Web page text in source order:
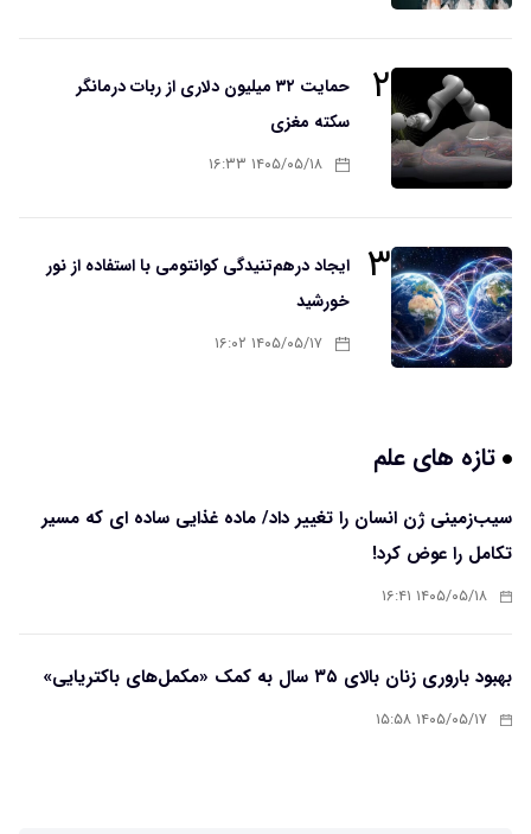
۲
حمایت ۳۲ میلیون دلاری از ربات درمانگر
سکته مغزی
۱۴۰۵/۰۵/۱۸ ۱۶:۳۳
۳
ایجاد درهم‌تنیدگی کوانتومی با استفاده از نور
خورشید
۱۴۰۵/۰۵/۱۷ ۱۶:۰۲
تازه های علم
سیب‌زمینی ژن انسان را تغییر داد/ ماده غذایی ساده ای که مسیر
تکامل را عوض کرد!
۱۴۰۵/۰۵/۱۸ ۱۶:۴۱
بهبود باروری زنان بالای ۳۵ سال به کمک «مکمل‌های باکتریایی»
۱۴۰۵/۰۵/۱۷ ۱۵:۵۸